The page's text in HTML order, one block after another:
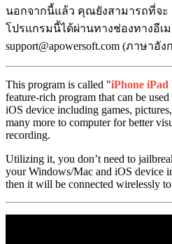
นอกจากนี้แล้ว คุณยังสามารถที่จ
โปรแกรมนี้ได้ผ่านทางช่องทางอีเม
support@apowersoft.com (ภาษาอั
This program is called "iPhone iPad
feature-rich program that can be
iOS device including games,
many more to computer for better
recording.
Utilizing it, you don’t need to
your Windows/Mac and iOS device
then it will be connected wirelessly